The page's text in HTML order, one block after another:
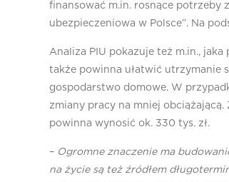
finansować m.in. rosnące potrzeby
ubezpieczeniowa w Polsce”. Na
Analiza PIU pokazuje też m.in.,
także powinna ułatwić utrzymanie
gospodarstwo domowe. W
zmiany pracy na mniej obciążającą.
powinna wynosić ok. 330 tys. zł.
– Ogromne znaczenie ma
na życie są też źródłem